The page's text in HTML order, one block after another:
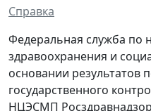
Справка
Федеральная служба по
здравоохранения и
основании результатов
государственного
НЦЭСМП